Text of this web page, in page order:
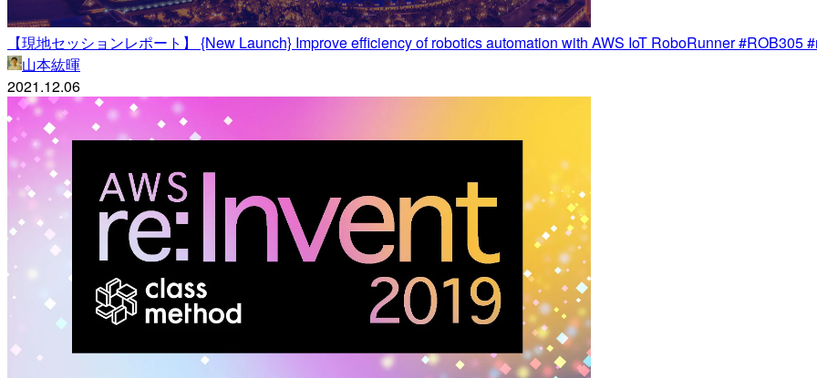
【現地セッションレポート】 {New Launch} Improve efficiency of robotics automation with AWS IoT RoboRunner #ROB305
山本紘暉
2021.12.06